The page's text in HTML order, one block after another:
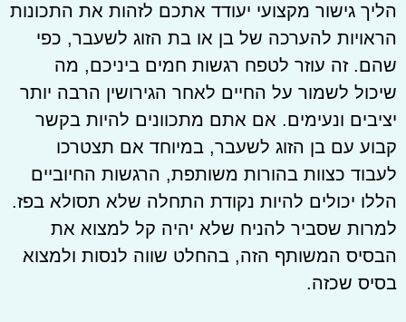
הליך גישור מקצועי יעודד אתכם לזהות את התכונות
הראויות להערכה של בן או בת הזוג לשעבר, כפי
שהם. זה עוזר לטפח רגשות חמים ביניכם, מה
שיכול לשמור על החיים לאחר הגירושין הרבה יותר
יציבים ונעימים. אם אתם מתכוונים להיות בקשר
קבוע עם בן הזוג לשעבר, במיוחד אם תצטרכו
לעבוד כצוות בהורות משותפת, הרגשות החיוביים
הללו יכולים להיות נקודת התחלה שלא תסולא בפז.
למרות שסביר להניח שלא יהיה קל למצוא את
הבסיס המשותף הזה, בהחלט שווה לנסות ולמצוא
בסיס שכזה.